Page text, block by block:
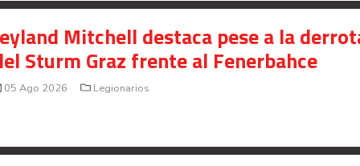
presunto fraude en bienes gananciales
Your Add Here !!Mitchell destaca pese a la
Sturm Graz frente al Fenerbahce
05 Ago 2026 Legionarios